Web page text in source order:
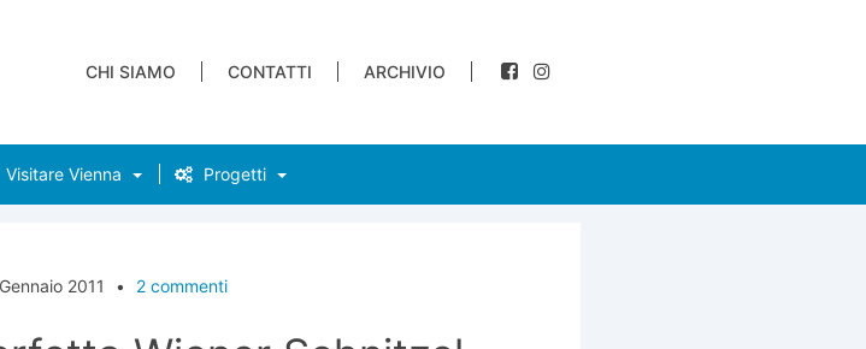
CHI SIAMO CONTATTI ARCHIVIO
Visitare Vienna Progetti
2011 • 2 commenti